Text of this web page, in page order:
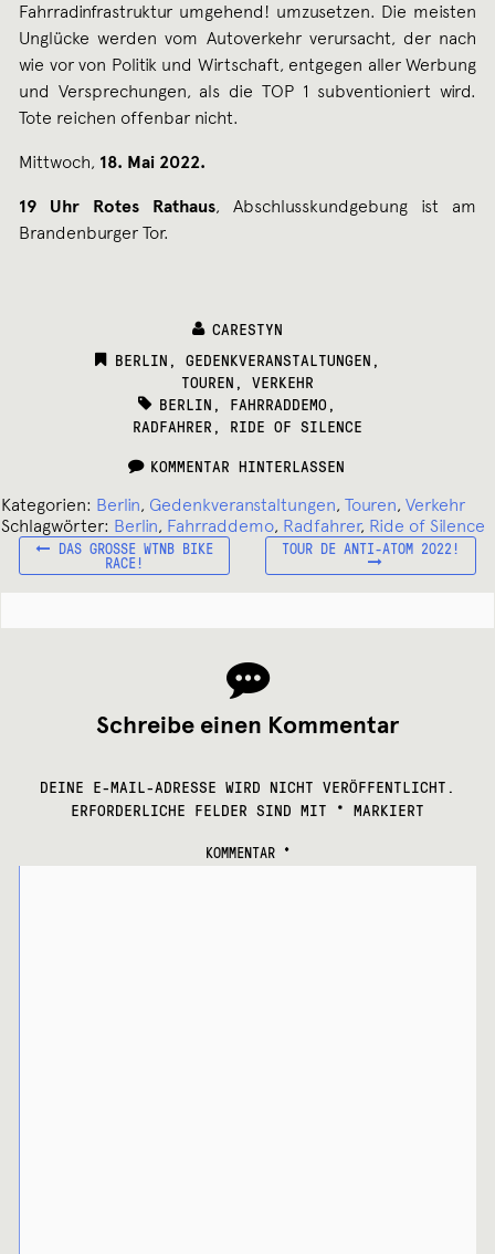
Fahrradinfrastruktur umgehend! umzusetzen. Die meisten
Unglücke werden vom Autoverkehr verursacht, der nach
wie vor von Politik und Wirtschaft, entgegen aller Werbung
und Versprechungen, als die TOP 1 subventioniert wird.
Tote reichen offenbar nicht.
Mittwoch, 18. Mai 2022.
19 Uhr Rotes Rathaus, Abschlusskundgebung ist am
Brandenburger Tor.
CARESTYN
CATEGORIES:
BERLIN , GEDENKVERANSTALTUNGEN ,
TOUREN , VERKEHR
TAGS:
BERLIN , FAHRRADDEMO ,
RADFAHRER , RIDE OF SILENCE
KOMMENTAR HINTERLASSEN
Kategorien: Berlin, Gedenkveranstaltungen, Touren, Verkehr
Schlagwörter: Berlin, Fahrraddemo, Radfahrer, Ride of Silence
Beitragsnavigation
VORHERIGER
BEITRAG:
DAS GROSSE WTNB BIKE R
ACE!
NÄCHSTER
TOUR DE ANTI-ATOM 2022!
Schreibe einen Kommentar
DEINE E-MAIL-ADRESSE WIRD NICHT VERÖFFENTLICHT.
ERFORDERLICHE FELDER SIND MIT * MARKIERT
KOMMENTAR *